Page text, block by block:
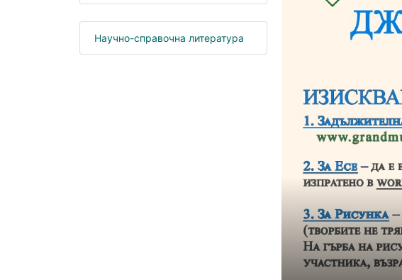
Научно-справочна литература